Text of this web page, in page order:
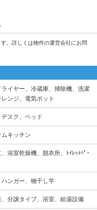
。詳しくは物件の運営会社にお問
イヤー、冷蔵庫、掃除機、洗濯
ンジ、電気ポット
スク、ベッド
キッチン
浴室乾燥機、脱衣所、ﾄｲﾚｯﾄﾍﾟｰ
ンガー、物干し竿
分譲タイプ、浴室、給湯設備